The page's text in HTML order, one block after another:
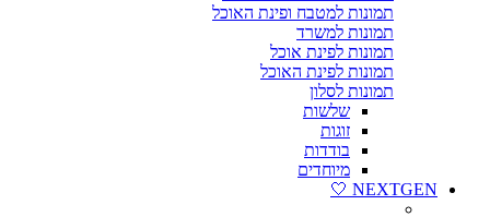
תמונות למטבח ופינת האוכל
תמונות למשרד
תמונות לפינת אוכל
תמונות לפינת האוכל
תמונות לסלון
שלשות
זוגות
בודדות
מיוחדים
NEXTGEN 🤍